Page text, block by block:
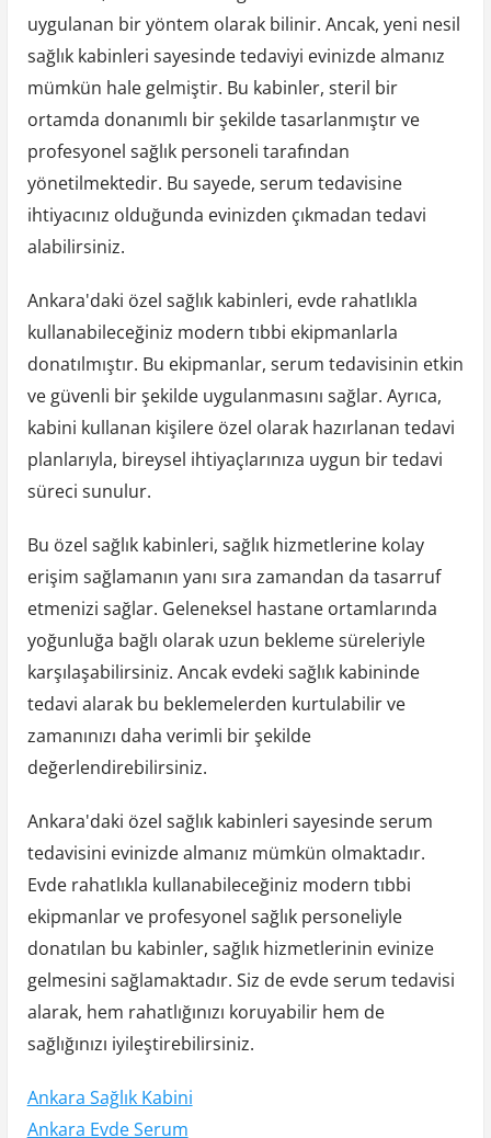
uygulanan bir yöntem olarak bilinir. Ancak, yeni nesil
sağlık kabinleri sayesinde tedaviyi evinizde almanız
mümkün hale gelmiştir. Bu kabinler, steril bir
ortamda donanımlı bir şekilde tasarlanmıştır ve
profesyonel sağlık personeli tarafından
yönetilmektedir. Bu sayede, serum tedavisine
ihtiyacınız olduğunda evinizden çıkmadan tedavi
alabilirsiniz.
Ankara'daki özel sağlık kabinleri, evde rahatlıkla
kullanabileceğiniz modern tıbbi ekipmanlarla
donatılmıştır. Bu ekipmanlar, serum tedavisinin etkin
ve güvenli bir şekilde uygulanmasını sağlar. Ayrıca,
kabini kullanan kişilere özel olarak hazırlanan tedavi
planlarıyla, bireysel ihtiyaçlarınıza uygun bir tedavi
süreci sunulur.
Bu özel sağlık kabinleri, sağlık hizmetlerine kolay
erişim sağlamanın yanı sıra zamandan da tasarruf
etmenizi sağlar. Geleneksel hastane ortamlarında
yoğunluğa bağlı olarak uzun bekleme süreleriyle
karşılaşabilirsiniz. Ancak evdeki sağlık kabininde
tedavi alarak bu beklemelerden kurtulabilir ve
zamanınızı daha verimli bir şekilde
değerlendirebilirsiniz.
Ankara'daki özel sağlık kabinleri sayesinde serum
tedavisini evinizde almanız mümkün olmaktadır.
Evde rahatlıkla kullanabileceğiniz modern tıbbi
ekipmanlar ve profesyonel sağlık personeliyle
donatılan bu kabinler, sağlık hizmetlerinin evinize
gelmesini sağlamaktadır. Siz de evde serum tedavisi
alarak, hem rahatlığınızı koruyabilir hem de
sağlığınızı iyileştirebilirsiniz.
Ankara Sağlık Kabini
Ankara Evde Serum